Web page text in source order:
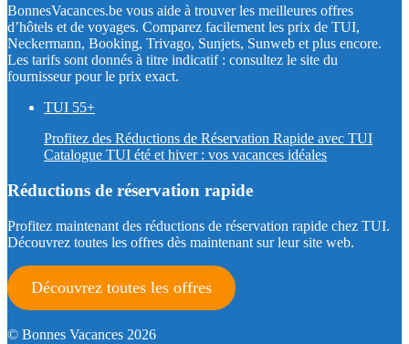
BonnesVacances.be vous aide à trouver les meilleures offres
d’hôtels et de voyages. Comparez facilement les prix de TUI,
Neckermann, Booking, Trivago, Sunjets, Sunweb et plus encore.
Les tarifs sont donnés à titre indicatif : consultez le site du
fournisseur pour le prix exact.
TUI 55+
Profitez des Réductions de Réservation Rapide avec TUI
Catalogue TUI été et hiver : vos vacances idéales
Réductions de réservation rapide
Profitez maintenant des réductions de réservation rapide chez TUI.
Découvrez toutes les offres dès maintenant sur leur site web.
Découvrez toutes les offres
© Bonnes Vacances 2026